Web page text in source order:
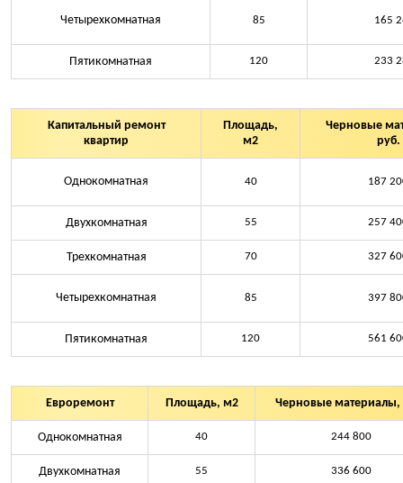
Четырехкомнатная 85 165
Пятикомнатная 120 233
Капитальный ремонт
квартир
Площадь,
м2
Черновые
руб.
Однокомнатная 40 187
Двухкомнатная 55 257
Трехкомнатная 70 327
Четырехкомнатная 85 397
Пятикомнатная 120 561
Евроремонт Площадь, м2 Черновые материалы,
Однокомнатная 40 244 800
Двухкомнатная 55 336 600